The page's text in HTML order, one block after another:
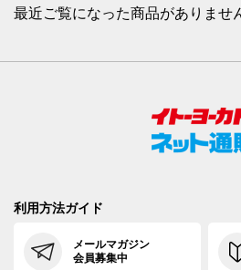
最近ご覧になった商品がありませ
利用方法ガイド
メールマガジン
会員募集中